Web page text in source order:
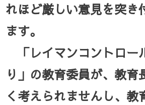
れほど厳しい意見を突き
ます。
「レイマンコントロー
り」の教育委員が、教
く考えられませんし、